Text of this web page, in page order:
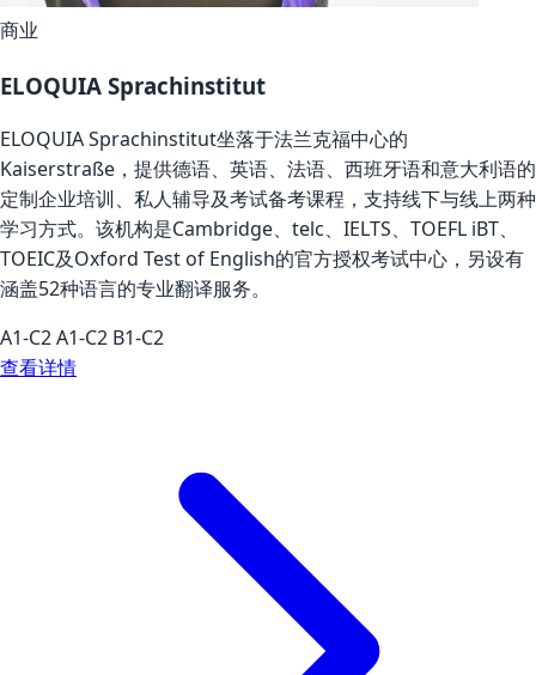
商业
ELOQUIA Sprachinstitut
ELOQUIA Sprachinstitut坐落于法兰克福中心的
Kaiserstraße，提供德语、英语、法语、西班牙语和意大利语的
定制企业培训、私人辅导及考试备考课程，支持线下与线上两种
学习方式。该机构是Cambridge、telc、IELTS、TOEFL iBT、
TOEIC及Oxford Test of English的官方授权考试中心，另设有
涵盖52种语言的专业翻译服务。
A1-C2A1-C2 B1-C2
查看详情